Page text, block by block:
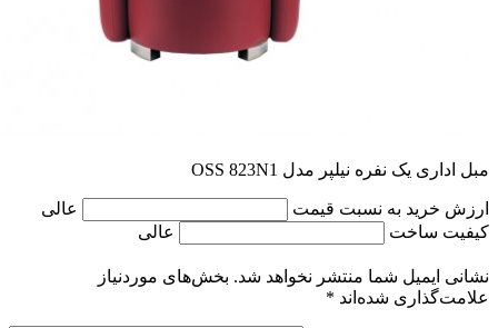
مبل اداری یک نفره نیلپر مدل OSS 823N1
ارزش خرید به نسبت قیمت
عالی
کیفیت ساخت
عالی
نشانی ایمیل شما منتشر نخواهد شد. بخش‌های موردنیاز
علامت‌گذاری شده‌اند *